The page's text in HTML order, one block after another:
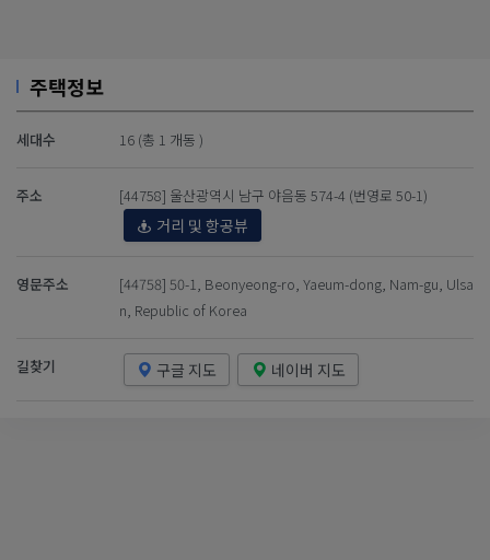
주택정보
세대수 16 (총 1 개동 )
주소 [44758] 울산광역시 남구 야음동 574-4 (번영로 50-1)
거리 및 항공뷰
영문주소
[44758] 50-1, Beonyeong-ro, Yaeum-dong, Nam-gu, Ulsa
n, Republic of Korea
길찾기 구글 지도 네이버 지도